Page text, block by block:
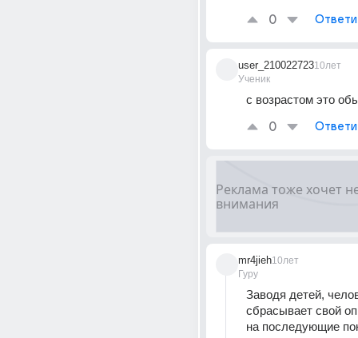
0
user_210022723
Ученик
10лет
с возрастом это
0
mr4jieh
Гуру
10лет
Заводя детей,
сбрасывает свой
на последующие